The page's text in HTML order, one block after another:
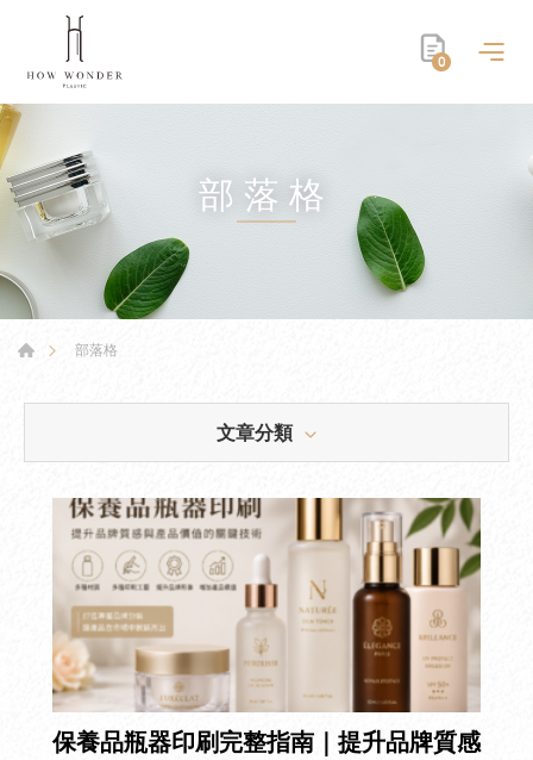
0
部落格
部落格
文章分類
保養品瓶器印刷完整指南｜提升品牌質感